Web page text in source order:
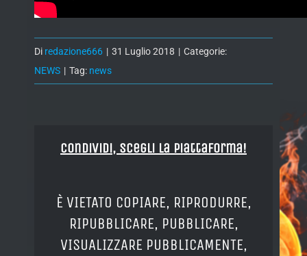
Di redazione666 | 31 Luglio 2018 | Categorie:
NEWS | Tag: news
Condividi, Scegli la piattaforma!
È VIETATO COPIARE, RIPRODURRE,
RIPUBBLICARE, PUBBLICARE,
VISUALIZZARE PUBBLICAMENTE,